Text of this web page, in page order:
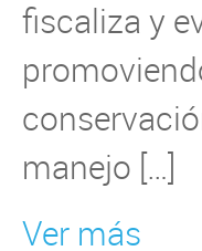
fiscaliza y
manejo […]
Ver más